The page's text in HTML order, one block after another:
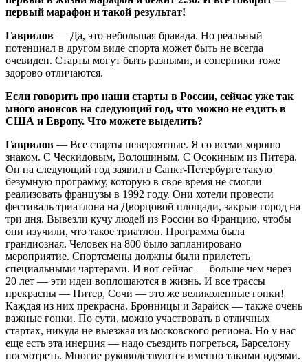
первый марафон и такой результат!
Гаврилов — Да, это небольшая бравада. Но реальный
потенциал в другом виде спорта может быть не всегда
очевиден. Старты могут быть разными, и соперники тоже
здорово отличаются.
Если говорить про наши старты в России, сейчас уже так
много анонсов на следующий год, что можно не ездить в
США и Европу. Что можете выделить?
Гаврилов — Все старты невероятные. Я со всеми хорошо
знаком. С Ческидовым, Волошиным. С Осокиным из Питера.
Он на следующий год заявил в Санкт-Петербурге такую
безумную программу, которую в своё время не смогли
реализовать французы в 1992 году. Они хотели провести
фестиваль триатлона на Дворцовой площади, закрыв город на
три дня. Вывезли кучу людей из России во Францию, чтобы
они изучили, что такое триатлон. Программа была
грандиозная. Человек на 800 было запланировано
мероприятие. Спортсмены должны были прилететь
специальными чартерами. И вот сейчас — больше чем через
20 лет — эти идеи воплощаются в жизнь. И все трассы
прекрасны — Питер, Сочи — это же великолепные гонки!
Каждая из них прекрасна. Бронницы и Зарайск — также очень
важные гонки. По сути, можно участвовать в отличных
стартах, никуда не выезжая из московского региона. Но у нас
еще есть эта инерция — надо съездить погреться, Барселону
посмотреть. Многие руководствуются именно такими идеями.